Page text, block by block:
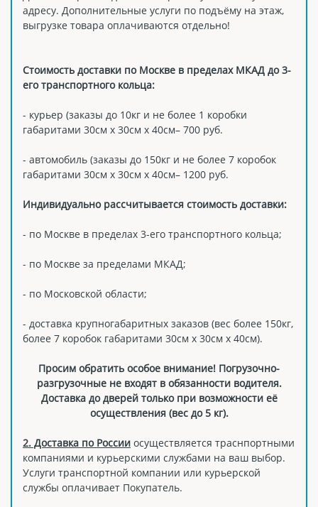
адресу. Дополнительные услуги по подъёму на этаж,
выгрузке товара оплачиваются отдельно!
Стоимость доставки по Москве в пределах МКАД до 3-
его транспортного кольца:
- курьер (заказы до 10кг и не более 1 коробки
габаритами 30см х 30см х 40см– 700 руб.
- автомобиль (заказы до 150кг и не более 7 коробок
габаритами 30см х 30см х 40см– 1200 руб.
Индивидуально рассчитывается стоимость доставки:
- по Москве в пределах 3-его транспортного кольца;
- по Москве за пределами МКАД;
- по Московской области;
- доставка крупногабаритных заказов (вес более 150кг,
более 7 коробок габаритами 30см х 30см х 40см).
Просим обратить особое внимание! Погрузочно-
разгрузочные не входят в обязанности водителя.
Доставка до дверей только при возможности её
осуществления (вес до 5 кг).
2. Доставка по России осуществляется траснпортными
компаниями и курьерскими службами на ваш выбор.
Услуги транспортной компании или курьерской
службы оплачивает Покупатель.